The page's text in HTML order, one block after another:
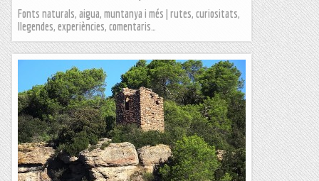
Fonts naturals, aigua, muntanya i més | rutes, curiositats,
llegendes, experiències, comentaris…